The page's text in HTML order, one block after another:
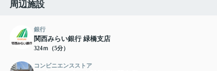
周辺施設
銀行
関西みらい銀行 緑橋支店
324ｍ（5分）
コンビニエンスストア